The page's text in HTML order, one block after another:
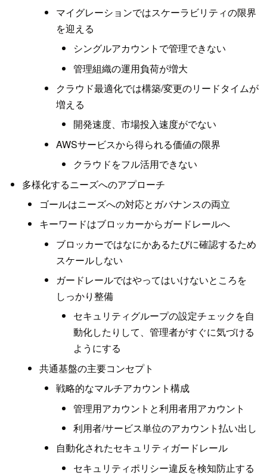
マイグレーションではスケーラビリティの限界
を迎える
シングルアカウントで管理できない
管理組織の運用負荷が増大
クラウド最適化では構築/変更のリードタイムが
増える
開発速度、市場投入速度がでない
AWSサービスから得られる価値の限界
クラウドをフル活用できない
多様化するニーズへのアプローチ
ゴールはニーズへの対応とガバナンスの両立
キーワードはブロッカーからガードレールへ
ブロッカーではなにかあるたびに確認するため
スケールしない
ガードレールではやってはいけないところを
しっかり整備
セキュリティグループの設定チェックを自
動化したりして、管理者がすぐに気づける
ようにする
共通基盤の主要コンセプト
戦略的なマルチアカウント構成
管理用アカウントと利用者用アカウント
利用者/サービス単位のアカウント払い出し
自動化されたセキュリティガードレール
セキュリティポリシー違反を検知防止する